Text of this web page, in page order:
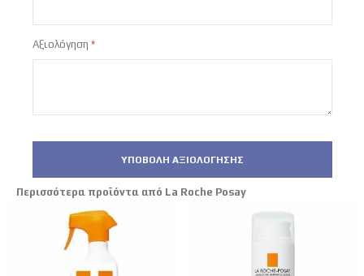
Αξιολόγηση
ΥΠΟΒΟΛΉ ΑΞΙΟΛΌΓΗΣΗΣ
Περισσότερα προϊόντα από La Roche Posay